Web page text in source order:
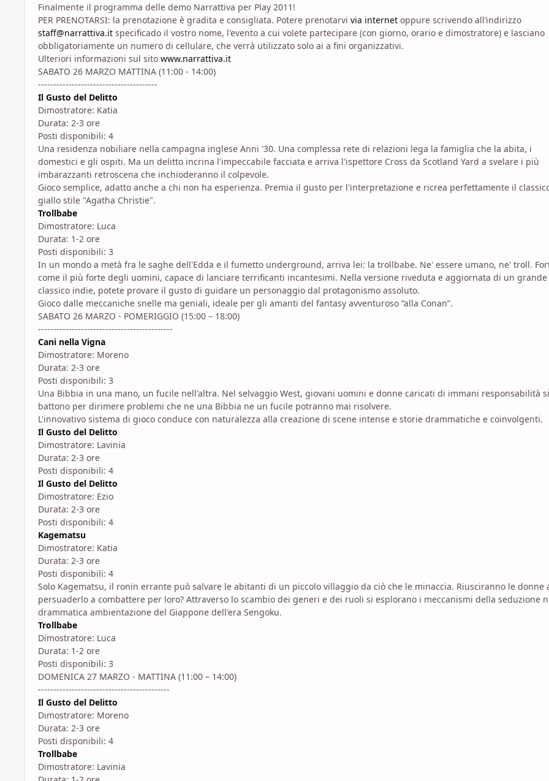
Finalmente il programma delle demo Narrattiva per Play 2011!
PER PRENOTARSI: la prenotazione è gradita e consigliata. Potere prenotarvi via internet oppure scrivendo all’indirizzo
staff@narrattiva.it specificado il vostro nome, l'evento a cui volete partecipare (con giorno, orario e dimostratore) e lasciano
obbligatoriamente un numero di cellulare, che verrà utilizzato solo ai a fini organizzativi.
Ulteriori informazioni sul sito www.narrattiva.it
SABATO 26 MARZO MATTINA (11:00 - 14:00)
---------------------------------------
Il Gusto del Delitto
Dimostratore: Katia
Durata: 2-3 ore
Posti disponibili: 4
Una residenza nobiliare nella campagna inglese Anni '30. Una complessa rete di relazioni lega la famiglia che la abita, i
domestici e gli ospiti. Ma un delitto incrina l'impeccabile facciata e arriva l'ispettore Cross da Scotland Yard a svelare i più
imbarazzanti retroscena che inchioderanno il colpevole.
Gioco semplice, adatto anche a chi non ha esperienza. Premia il gusto per l'interpretazione e ricrea perfettamente il
giallo stile "Agatha Christie".
Trollbabe
Dimostratore: Luca
Durata: 1-2 ore
Posti disponibili: 3
In un mondo a metà fra le saghe dell'Edda e il fumetto underground, arriva lei: la trollbabe. Ne' essere umano, ne' troll.
come il più forte degli uomini, capace di lanciare terrificanti incantesimi. Nella versione riveduta e aggiornata di un grande
classico indie, potete provare il gusto di guidare un personaggio dal protagonismo assoluto.
Gioco dalle meccaniche snelle ma geniali, ideale per gli amanti del fantasy avventuroso “alla Conan”.
SABATO 26 MARZO - POMERIGGIO (15:00 – 18:00)
--------------------------------------------
Cani nella Vigna
Dimostratore: Moreno
Durata: 2-3 ore
Posti disponibili: 3
Una Bibbia in una mano, un fucile nell'altra. Nel selvaggio West, giovani uomini e donne caricati di immani responsabilità si
battono per dirimere problemi che ne una Bibbia ne un fucile potranno mai risolvere.
L'innovativo sistema di gioco conduce con naturalezza alla creazione di scene intense e storie drammatiche e coinvolgenti.
Il Gusto del Delitto
Dimostratore: Lavinia
Durata: 2-3 ore
Posti disponibili: 4
Il Gusto del Delitto
Dimostratore: Ezio
Durata: 2-3 ore
Posti disponibili: 4
Kagematsu
Dimostratore: Katia
Durata: 2-3 ore
Posti disponibili: 4
Solo Kagematsu, il ronin errante può salvare le abitanti di un piccolo villaggio da ciò che le minaccia. Riusciranno le donne
persuaderlo a combattere per loro? Attraverso lo scambio dei generi e dei ruoli si esplorano i meccanismi della seduzione
drammatica ambientazione del Giappone dell'era Sengoku.
Trollbabe
Dimostratore: Luca
Durata: 1-2 ore
Posti disponibili: 3
DOMENICA 27 MARZO - MATTINA (11:00 – 14:00)
-------------------------------------------
Il Gusto del Delitto
Dimostratore: Moreno
Durata: 2-3 ore
Posti disponibili: 4
Trollbabe
Dimostratore: Lavinia